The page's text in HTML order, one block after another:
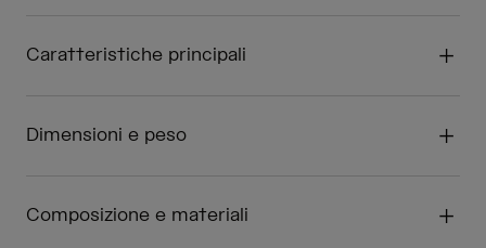
Caratteristiche principali
Dimensioni e peso
Composizione e materiali